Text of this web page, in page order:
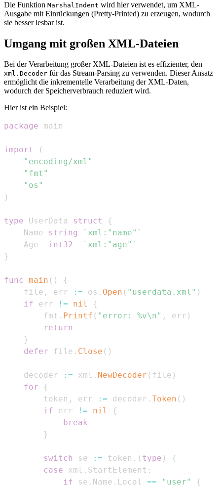
Die Funktion MarshalIndent wird hier verwendet, um XML-
Ausgabe mit Einrückungen (Pretty-Printed) zu erzeugen, wodurch
sie besser lesbar ist.
Umgang mit großen XML-Dateien
Bei der Verarbeitung großer XML-Dateien ist es effizienter, den
xml.Decoder für das Stream-Parsing zu verwenden. Dieser Ansatz
ermöglicht die inkrementelle Verarbeitung der XML-Daten,
wodurch der Speicherverbrauch reduziert wird.
Hier ist ein Beispiel:
package
import
(
"encoding/xml"
"fmt"
"os"
)
type UserData struct
{
    Name
string
`xml:"name"`
    Age
int32
`xml:"age"`
}
func main ( )
{
    file
, err := os . Open ( "userdata.xml" )
if err != nil
{
        fmt
. Printf ( "error: %v\n" , err )
return
}
defer file . Close ( )
    decoder
:= xml . NewDecoder ( file )
for
{
        token
, err := decoder . Token ( )
if err != nil
{
break
}
switch se := token . ( type )
{
case xml . StartElement :
if se . Name . Local == "user"
{